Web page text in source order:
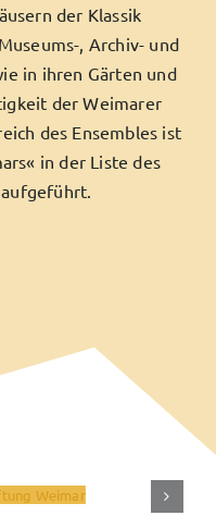
der Klassik
, Archiv- und
in ihren Gärten und
der Weimarer
des Ensembles ist
in der Liste des